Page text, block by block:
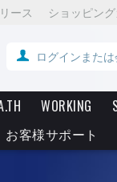
ース ショッピン
ログインまた
WORKING
お客様サポート